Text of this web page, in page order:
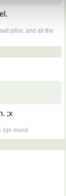
pillar, and all the
;x
zijn mond